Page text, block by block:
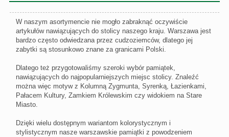
W naszym asortymencie nie mogło zabraknąć oczywiście
artykułów nawiązujących do stolicy naszego kraju. Warszawa jest
bardzo często odwiedzana przez cudzoziemców, dlatego jej
zabytki są stosunkowo znane za granicami Polski.
Dlatego też przygotowaliśmy szeroki wybór pamiątek,
nawiązujących do najpopularniejszych miejsc stolicy. Znaleźć
można więc motyw z Kolumną Zygmunta, Syrenką, Łazienkami,
Pałacem Kultury, Zamkiem Królewskim czy widokiem na Stare
Miasto.
Dzięki wielu dostępnym wariantom kolorystycznym i
stylistycznym nasze warszawskie pamiątki z powodzeniem